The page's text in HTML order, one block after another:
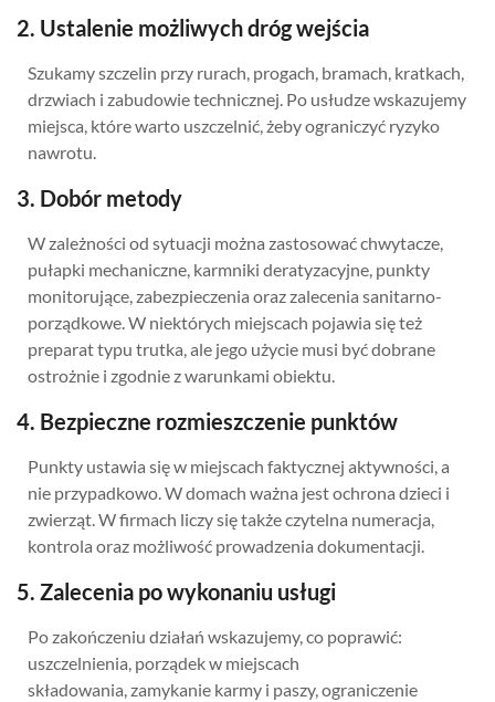
2. Ustalenie możliwych dróg wejścia
Szukamy szczelin przy rurach, progach, bramach, kratkach,
drzwiach i zabudowie technicznej. Po usłudze wskazujemy
miejsca, które warto uszczelnić, żeby ograniczyć ryzyko
nawrotu.
3. Dobór metody
W zależności od sytuacji można zastosować chwytacze,
pułapki mechaniczne, karmniki deratyzacyjne, punkty
monitorujące, zabezpieczenia oraz zalecenia sanitarno-
porządkowe. W niektórych miejscach pojawia się też
preparat typu trutka, ale jego użycie musi być dobrane
ostrożnie i zgodnie z warunkami obiektu.
4. Bezpieczne rozmieszczenie punktów
Punkty ustawia się w miejscach faktycznej aktywności, a
nie przypadkowo. W domach ważna jest ochrona dzieci i
zwierząt. W firmach liczy się także czytelna numeracja,
kontrola oraz możliwość prowadzenia dokumentacji.
5. Zalecenia po wykonaniu usługi
Po zakończeniu działań wskazujemy, co poprawić:
uszczelnienia, porządek w miejscach
składowania, zamykanie karmy i paszy, ograniczenie